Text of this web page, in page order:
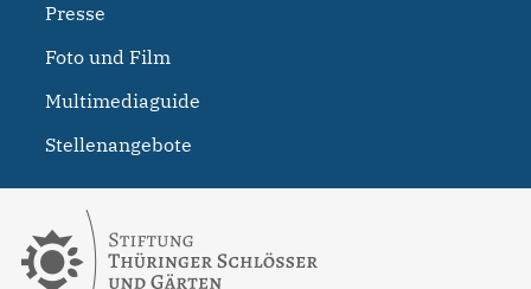
Presse
Foto und Film
Multimediaguide
Stellenangebote